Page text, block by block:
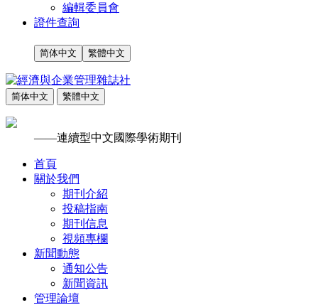
編輯委員會
證件查詢
简体中文 繁體中文
简体中文 繁體中文
——連續型中文國際學術期刊
首頁
關於我們
期刊介紹
投稿指南
期刊信息
視頻專欄
新聞動態
通知公告
新聞資訊
管理論壇